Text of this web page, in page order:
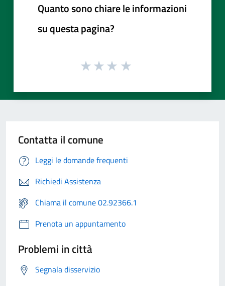
Quanto sono chiare le informazioni
su questa pagina?
Contatta il comune
Leggi le domande frequenti
Richiedi Assistenza
Chiama il comune 02.92366.1
Prenota un appuntamento
Problemi in città
Segnala disservizio